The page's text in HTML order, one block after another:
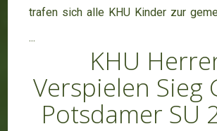
trafen sich alle KHU Kinder zur
...
KHU
Verspielen Sieg
Potsdamer SU